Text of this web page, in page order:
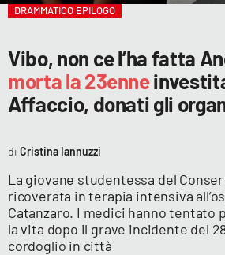
App
APPLE
DRAMMATICO EPILOGO
Vibo, non ce l’ha fatta
morta la 23enne
Affaccio, donati gli
La giovane studentessa del
ricoverata in terapia intensiva
Catanzaro. I medici hanno tentato
la vita dopo il grave incidente del
cordoglio in città
Cristina Iannuzzi